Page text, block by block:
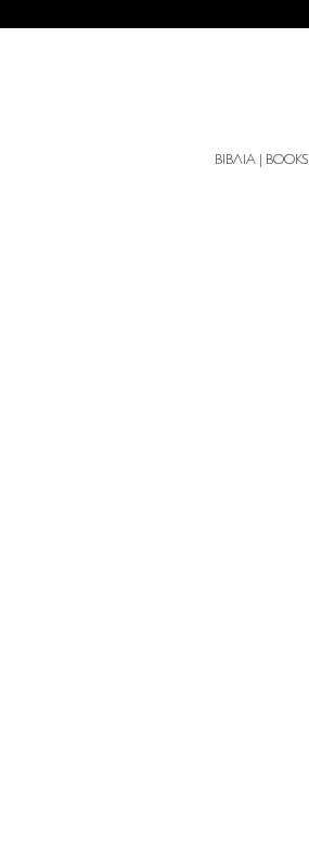
ΒΙΒΛΙΑ | BOOKS